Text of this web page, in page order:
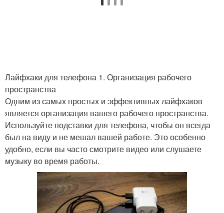
Лайфхаки для телефона 1. Организация рабочего
пространства
Одним из самых простых и эффективных лайфхаков
является организация вашего рабочего пространства.
Используйте подставки для телефона, чтобы он всегда
был на виду и не мешал вашей работе. Это особенно
удобно, если вы часто смотрите видео или слушаете
музыку во время работы.